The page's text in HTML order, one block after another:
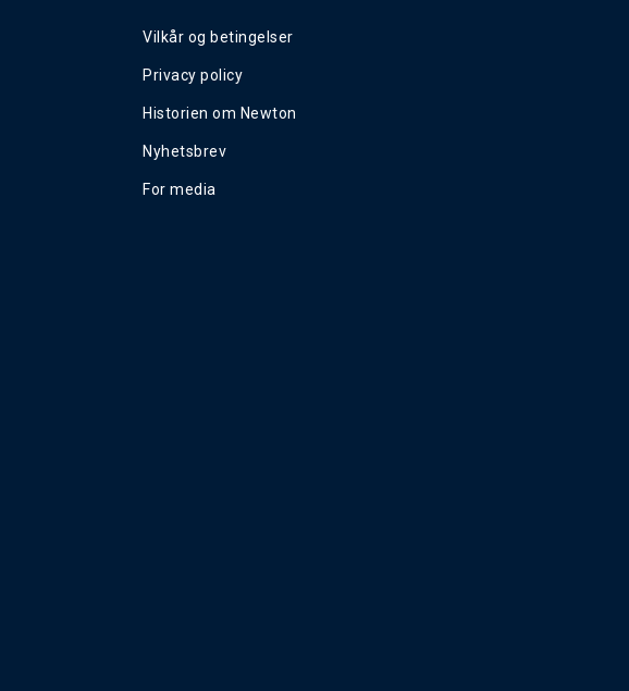
Vilkår og betingelser
Privacy policy
Historien om Newton
Nyhetsbrev
For media